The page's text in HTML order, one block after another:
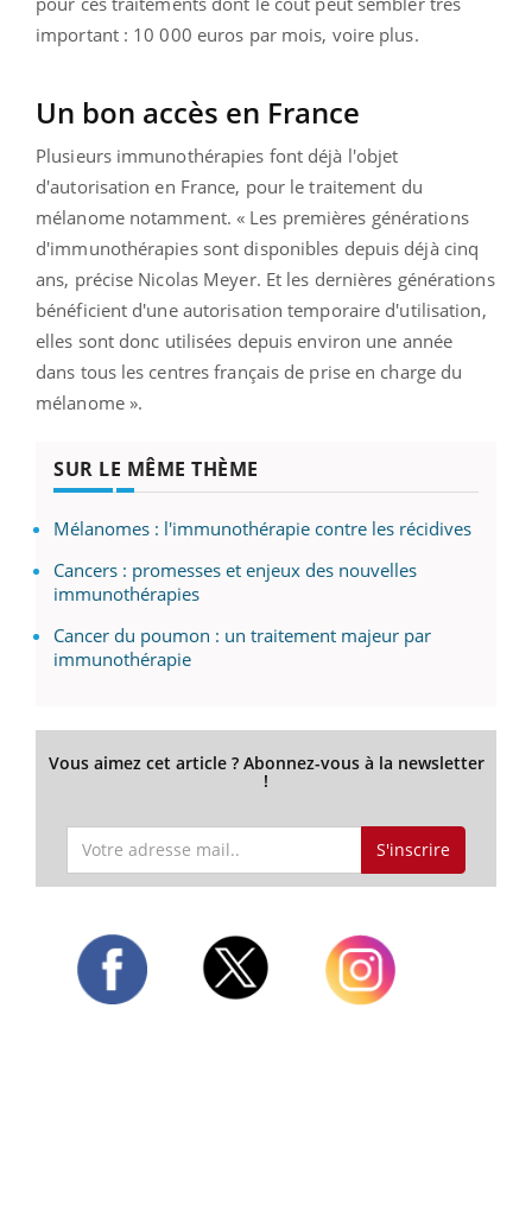
important : 10 000 euros par mois, voire plus.
Un bon accès en France
Plusieurs immunothérapies font déjà l'objet
d'autorisation en France, pour le traitement du
mélanome notamment. « Les premières générations
d'immunothérapies sont disponibles depuis déjà cinq
ans, précise Nicolas Meyer. Et les dernières générations
bénéficient d'une autorisation temporaire d'utilisation,
elles sont donc utilisées depuis environ une année
dans tous les centres français de prise en charge du
mélanome ».
SUR LE MÊME THÈME
Mélanomes : l'immunothérapie contre les récidives
Cancers : promesses et enjeux des nouvelles
immunothérapies
Cancer du poumon : un traitement majeur par
immunothérapie
Vous aimez cet article ? Abonnez-vous à la newsletter
!
S'inscrire